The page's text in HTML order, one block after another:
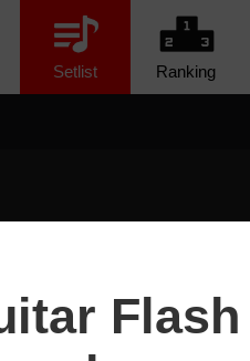
Setlist Ranking